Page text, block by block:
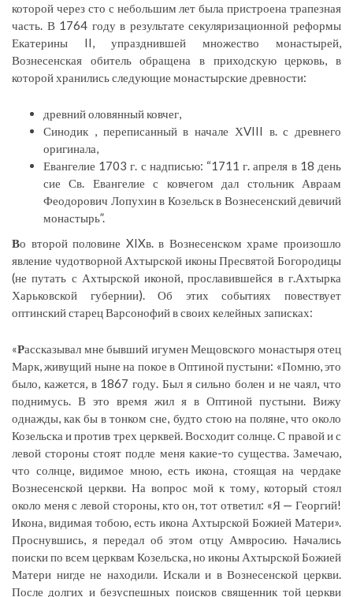
которой через сто с небольшим лет была пристроена трапезная
часть. В 1764 году в результате секуляризационной реформы
Екатерины II, упразднившей множество монастырей,
Вознесенская обитель обращена в приходскую церковь, в
которой хранились следующие монастырские древности:
древний оловянный ковчег,
Синодик , переписанный в начале ХVIII в. с древнего
оригинала,
Евангелие 1703 г. с надписью: “1711 г. апреля в 18 день
сие Св. Евангелие с ковчегом дал стольник Авраам
Феодорович Лопухин в Козельск в Вознесенский девичий
монастырь”.
Во второй половине XIXв. в Вознесенском храме произошло
явление чудотворной Ахтырской иконы Пресвятой Богородицы
(не путать с Ахтырской иконой, прославившейся в г.Ахтырка
Харьковской губернии). Об этих событиях повествует
оптинский старец Варсонофий в своих келейных записках:
«Рассказывал мне бывший игумен Мещовского монастыря отец
Марк, живущий ныне на покое в Оптиной пустыни: «Помню, это
было, кажется, в 1867 году. Был я сильно болен и не чаял, что
поднимусь. В это время жил я в Оптиной пустыни. Вижу
однажды, как бы в тонком сне, будто стою на поляне, что около
Козельска и против трех церквей. Восходит солнце. С правой и с
левой стороны стоят подле меня какие-то существа. Замечаю,
что солнце, видимое мною, есть икона, стоящая на чердаке
Вознесенской церкви. На вопрос мой к тому, который стоял
около меня с левой стороны, кто он, тот ответил: «Я — Георгий!
Икона, видимая тобою, есть икона Ахтырской Божией Матери».
Проснувшись, я передал об этом отцу Амвросию. Начались
поиски по всем церквам Козельска, но иконы Ахтырской Божией
Матери нигде не находили. Искали и в Вознесенской церкви.
После долгих и безуспешных поисков священник той церкви